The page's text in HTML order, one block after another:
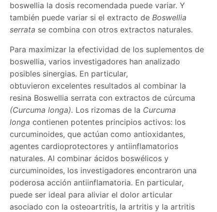
boswellia la dosis recomendada puede variar. Y
también puede variar si el extracto deBoswellia
serrata se combina con otros extractos naturales.
Para maximizar la efectividad de los suplementos de
boswellia, varios investigadores han analizado
posibles sinergias. En particular,
obtuvieron excelentes resultados al combinar la
resina Boswellia serrata con extractos de cúrcuma
(Curcuma longa). Los rizomas de la Curcuma
longa contienen potentes principios activos: los
curcuminoides, que actúan como antioxidantes,
agentes cardioprotectores y antiinflamatorios
naturales. Al combinar ácidos boswélicos y
curcuminoides, los investigadores encontraron una
poderosa acción antiinflamatoria. En particular,
puede ser ideal para aliviar el dolor articular
asociado con la osteoartritis, la artritis y la artritis